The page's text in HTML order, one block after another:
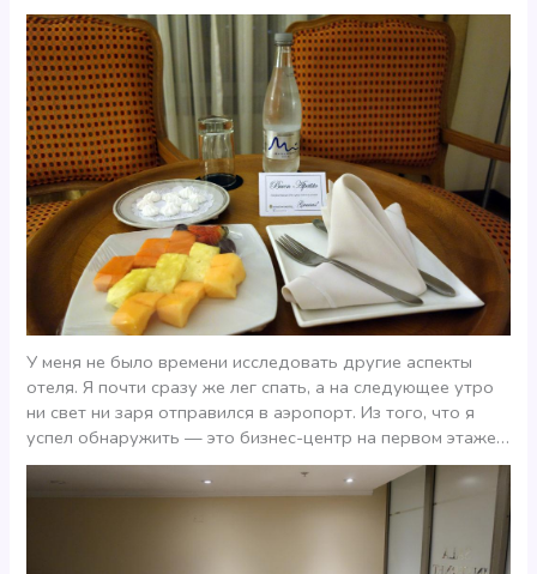
У меня не было времени исследовать другие аспекты
отеля. Я почти сразу же лег спать, а на следующее утро
ни свет ни заря отправился в аэропорт. Из того, что я
успел обнаружить — это бизнес-центр на первом этаже…